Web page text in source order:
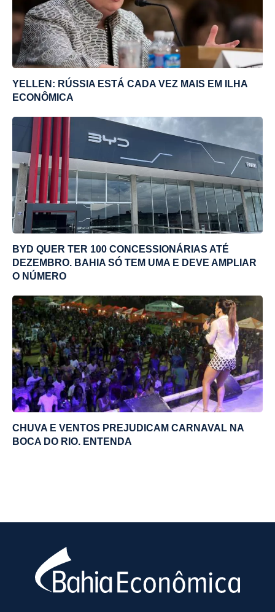
YELLEN: RÚSSIA ESTÁ CADA VEZ MAIS EM ILHA
ECONÔMICA
BYD QUER TER 100 CONCESSIONÁRIAS ATÉ
DEZEMBRO. BAHIA SÓ TEM UMA E DEVE AMPLIAR
O NÚMERO
CHUVA E VENTOS PREJUDICAM CARNAVAL NA
BOCA DO RIO. ENTENDA